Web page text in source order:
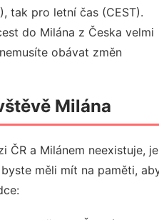
tak pro letní čas (CEST).
do Milána z Česka velmi
obávat změn
Milána
ČR a Milánem neexistuje, je
měli mít na paměti,